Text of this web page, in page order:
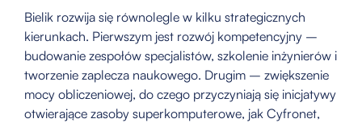
Bielik rozwija się równolegle w kilku strategicznych
kierunkach. Pierwszym jest rozwój kompetencyjny –
budowanie zespołów specjalistów, szkolenie inżynierów i
tworzenie zaplecza naukowego. Drugim – zwiększenie
mocy obliczeniowej, do czego przyczyniają się inicjatywy
otwierające zasoby superkomputerowe, jak Cyfronet,